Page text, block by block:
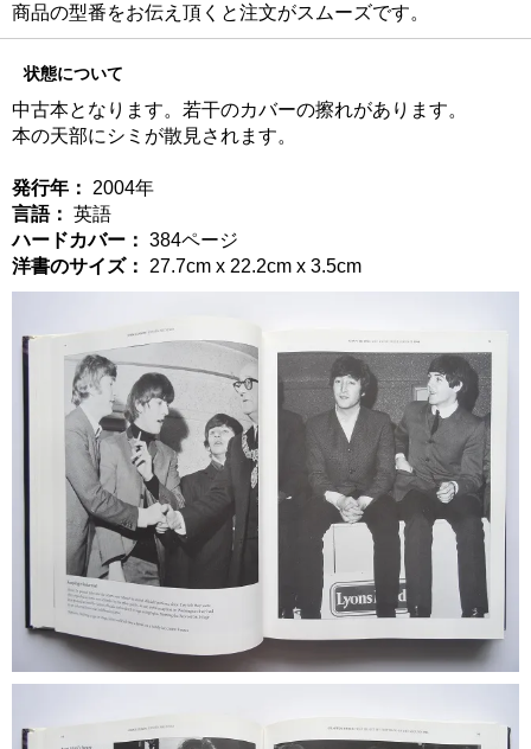
商品の型番をお伝え頂くと注文がスムーズです。
状態について
中古本となります。若干のカバーの擦れがあります。
本の天部にシミが散見されます。
発行年：
2004年
言語： 英語
ハードカバー： 384ページ
洋書のサイズ：
27.7cm x 22.2cm x 3.5cm